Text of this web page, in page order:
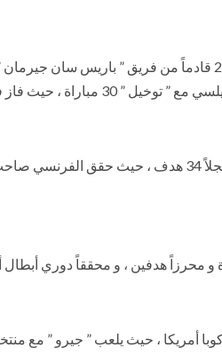
يذكر أن البلوز قد تعاقد مع المدرب الألماني صاحب ال 47
و تعادل في 6 و خسر في 5.